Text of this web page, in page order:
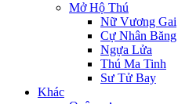
Mở Hộ Thú
Nữ Vương Gai
Cự Nhân Băng
Ngựa Lửa
Thú Ma Tinh
Sư Tử Bay
Khác